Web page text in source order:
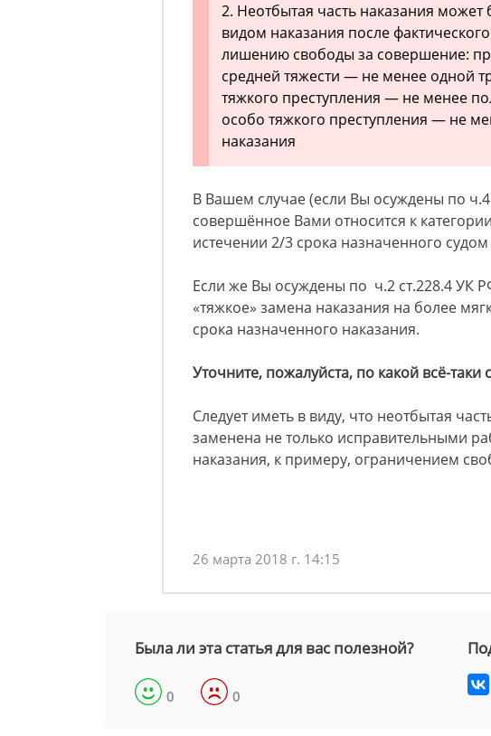
2. Неотбытая часть наказания
видом наказания после
лишению свободы за совершение:
средней тяжести — не менее одной
тяжкого преступления — не менее
особо тяжкого преступления — не
наказания
В Вашем случае (если Вы осуждены по
совершённое Вами относится к
истечении 2/3 срока назначенного
Если же Вы осуждены по ч.2 ст.228.4 УК
«тяжкое» замена наказания на более
срока назначенного наказания.
Уточните, пожалуйста, по какой всё-таки
Следует иметь в виду, что неотбытая
заменена не только исправительными
наказания, к примеру, ограничением
26 марта 2018 г. 14:15
Была ли эта статья для вас полезной?
0 0